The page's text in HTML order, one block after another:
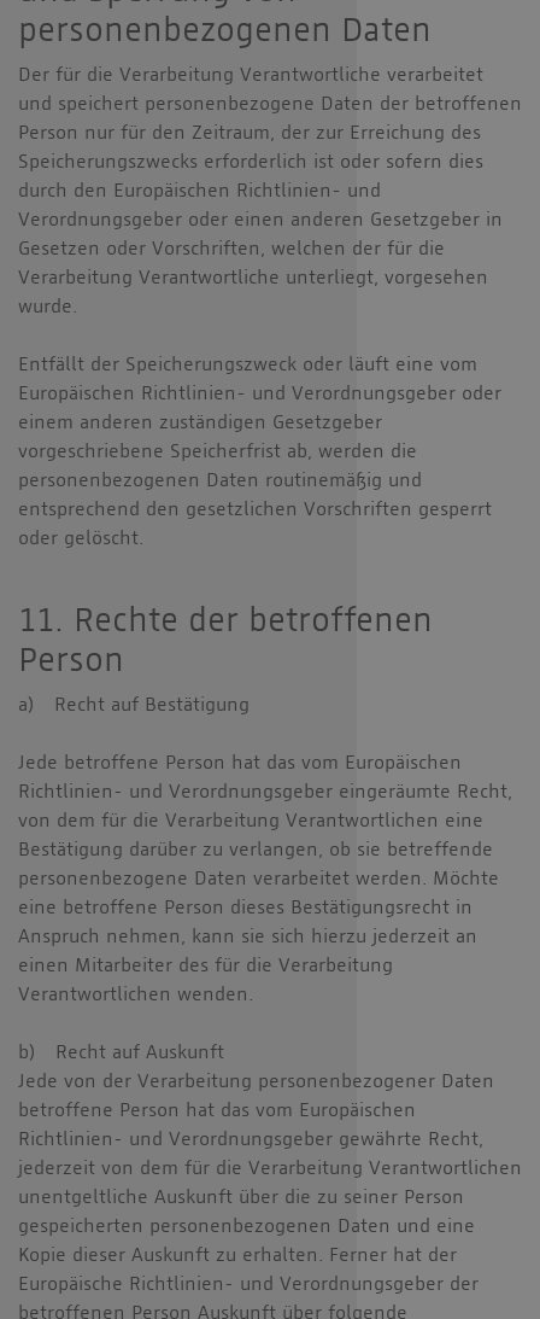
personenbezogenen Daten
Der für die Verarbeitung Verantwortliche verarbeitet
und speichert personenbezogene Daten der betroffenen
Person nur für den Zeitraum, der zur Erreichung des
Speicherungszwecks erforderlich ist oder sofern dies
durch den Europäischen Richtlinien- und
Verordnungsgeber oder einen anderen Gesetzgeber in
Gesetzen oder Vorschriften, welchen der für die
Verarbeitung Verantwortliche unterliegt, vorgesehen
wurde.
Entfällt der Speicherungszweck oder läuft eine vom
Europäischen Richtlinien- und Verordnungsgeber oder
einem anderen zuständigen Gesetzgeber
vorgeschriebene Speicherfrist ab, werden die
personenbezogenen Daten routinemäßig und
entsprechend den gesetzlichen Vorschriften gesperrt
oder gelöscht.
11. Rechte der betroffenen
Person
a) Recht auf Bestätigung
Jede betroffene Person hat das vom Europäischen
Richtlinien- und Verordnungsgeber eingeräumte Recht,
von dem für die Verarbeitung Verantwortlichen eine
Bestätigung darüber zu verlangen, ob sie betreffende
personenbezogene Daten verarbeitet werden. Möchte
eine betroffene Person dieses Bestätigungsrecht in
Anspruch nehmen, kann sie sich hierzu jederzeit an
einen Mitarbeiter des für die Verarbeitung
Verantwortlichen wenden.
b) Recht auf Auskunft
Jede von der Verarbeitung personenbezogener Daten
betroffene Person hat das vom Europäischen
Richtlinien- und Verordnungsgeber gewährte Recht,
jederzeit von dem für die Verarbeitung Verantwortlichen
unentgeltliche Auskunft über die zu seiner Person
gespeicherten personenbezogenen Daten und eine
Kopie dieser Auskunft zu erhalten. Ferner hat der
Europäische Richtlinien- und Verordnungsgeber der
betroffenen Person Auskunft über folgende